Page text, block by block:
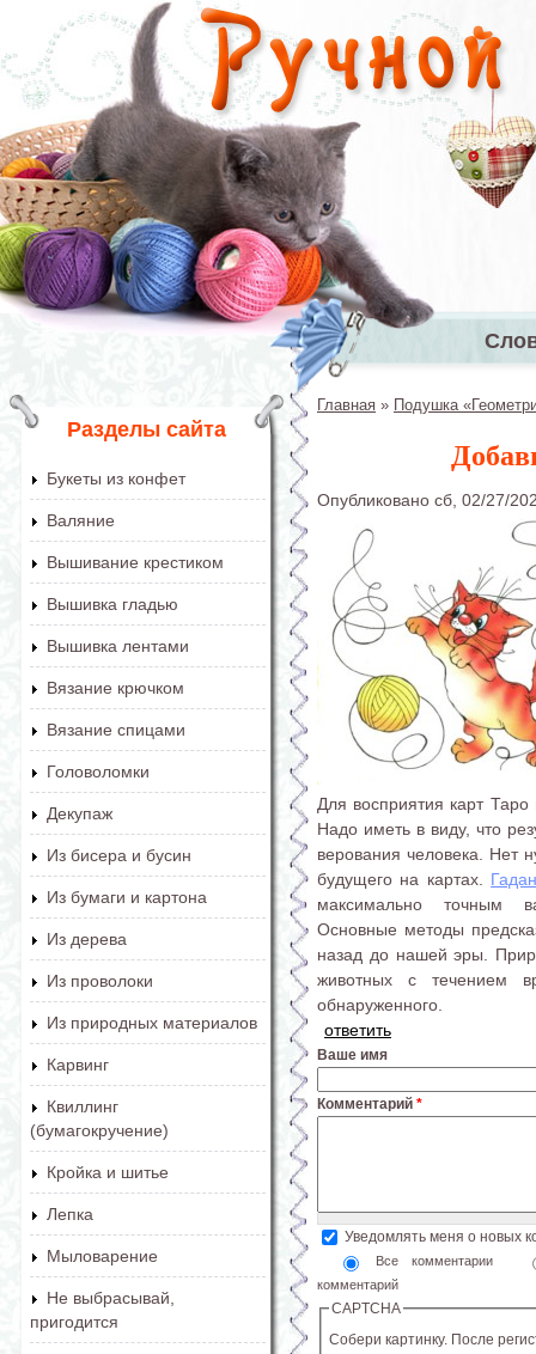
Перейти к основному содержанию
Главное
Разделы сайта
Букеты из конфет
Валяние
Вышивание крестиком
Вышивка гладью
Вышивка лентами
Вязание крючком
Вязание спицами
Головоломки
Декупаж
Из бисера и бусин
Из бумаги и картона
Из дерева
Из проволоки
Из природных материалов
Карвинг
Квиллинг
(бумагокручение)
Кройка и шитье
Лепка
Мыловарение
Не выбрасывай,
пригодится
Главная » Подушка
Опубликовано сб, 02/27/
Для восприятия карт
Надо иметь в виду, что
верования человека. Нет
будущего на картах.
максимально точным
Основные методы
назад до нашей эры.
животных с течением
обнаруженного.
ответить
Ваше имя
Комментарий *
Уведомлять меня о новых
Все комментарии
комментарий
CAPTCHA
Собери картинку. После